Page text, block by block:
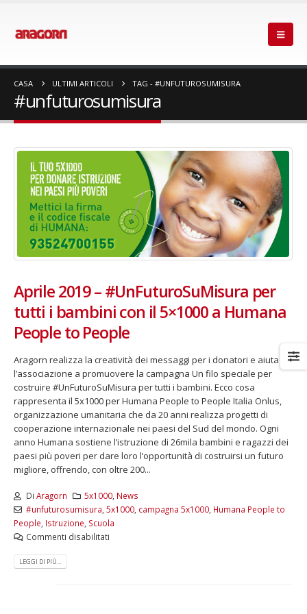
CASA ULTIMI ARTICOLI TAG - #UNFUTUROSUMISURA
#unfuturosumisura
Aprile 2019 – #UnFuturoSuMisura per
tutti i bambini con il 5×1000 a Humana
People to People
Aragorn realizza la creatività dei messaggi per i donatori e aiuta
l’associazione a promuovere la campagna Un filo speciale per
costruire #UnFuturoSuMisura per tutti i bambini. Ecco cosa
rappresenta il 5x1000 per Humana People to People Italia Onlus,
organizzazione umanitaria che da 20 anni realizza progetti di
cooperazione internazionale nei paesi del Sud del mondo. Ogni
anno Humana sostiene l’istruzione di 26mila bambini e ragazzi dei
paesi più poveri per dare loro l’opportunità di costruirsi un futuro
migliore, offrendo, con oltre 200...
Di Aragorn 5x1000 News
#unfuturosumisura 5x1000, campagna 5x1000, Humana People to
People Istruzione Scuola
Commenti disabilitati
LEGGI DI PIÙ...